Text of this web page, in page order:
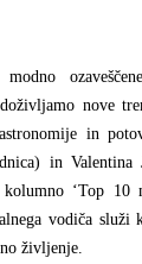
nove
in
in Valentina
‘Top 10
vodiča
življenje.